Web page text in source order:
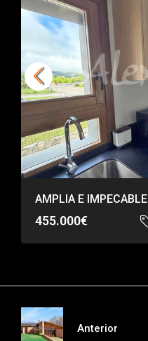
AMPLIA E
455.000€
Anterior